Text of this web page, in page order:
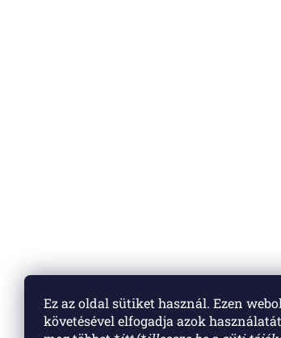
Ez az oldal sütiket használ. Ezen
követésével elfogadja azok